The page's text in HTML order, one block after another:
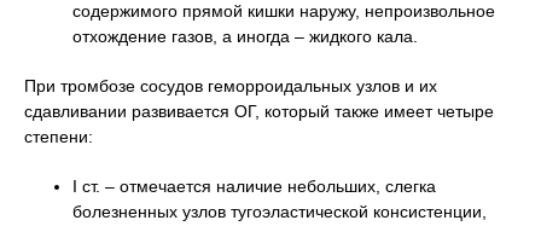
содержимого прямой кишки наружу, непроизвольное
отхождение газов, а иногда – жидкого кала.
При тромбозе сосудов геморроидальных узлов и их
сдавливании развивается ОГ, который также имеет четыре
степени:
І ст. – отмечается наличие небольших, слегка
болезненных узлов тугоэластической консистенции,